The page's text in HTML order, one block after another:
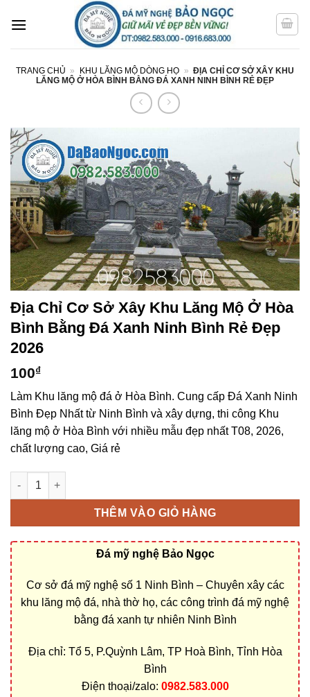
qua
TRANG CHỦ » KHU LĂNG MỘ DÒNG HỌ » ĐỊA CHỈ CƠ SỞ XÂY KHU
LĂNG MỘ Ở HÒA BÌNH BẰNG ĐÁ XANH NINH BÌNH RẺ ĐẸP
Địa Chỉ Cơ Sở Xây Khu Lăng Mộ Ở Hòa
Bình Bằng Đá Xanh Ninh Bình Rẻ Đẹp
2026
100₫
Làm Khu lăng mộ đá ở Hòa Bình. Cung cấp Đá Xanh Ninh
Bình Đẹp Nhất từ Ninh Bình và xây dựng, thi công Khu
lăng mộ ở Hòa Bình với nhiều mẫu đẹp nhất T08, 2026,
chất lượng cao, Giá rẻ
Địa chỉ cơ sở xây Khu lăng mộ ở Hòa Bình bằng Đá Xanh
THÊM VÀO GIỎ HÀNG
Đá mỹ nghệ Bảo Ngọc
Cơ sở đá mỹ nghệ số 1 Ninh Bình – Chuyên xây các
khu lăng mộ đá, nhà thờ họ, các công trình đá mỹ nghệ
bằng đá xanh tự nhiên Ninh Bình
Địa chỉ: Tổ 5, P.Quỳnh Lâm, TP Hoà Bình, Tỉnh Hòa
Bình
Điện thoại/zalo: 0982.583.000